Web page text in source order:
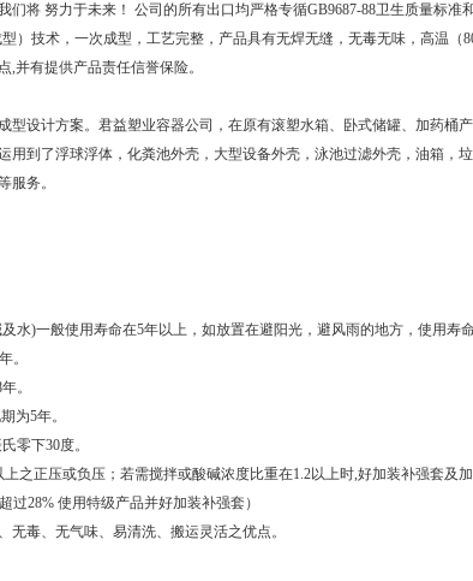
将 努力于未来！ 公司的所有出口均严格专循GB9687-88卫生质量标准
）技术，一次成型，工艺完整，产品具有无焊无缝，无毒无味，高温
并有提供产品责任信誉保险。
设计方案。君益塑业容器公司，在原有滚塑水箱、卧式储罐、加药桶
用到了浮球浮体，化粪池外壳，大型设备外壳，泳池过滤外壳，油箱，
服务。
水)一般使用寿命在5年以上，如放置在避阳光，避风雨的地方，使用寿命
年。
年。
为5年。
零下30度。
之正压或负压；若需搅拌或酸碱浓度比重在1.2以上时,好加装补强套及
过28% 使用特级产品并好加装补强套）
毒、无气味、易清洗、搬运灵活之优点。